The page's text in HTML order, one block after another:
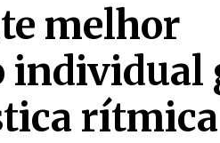
melhor
individual
rítmica